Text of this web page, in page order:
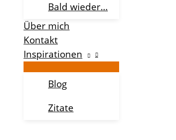
Bald wieder…
Über mich
Kontakt
Inspirationen
Blog
Zitate